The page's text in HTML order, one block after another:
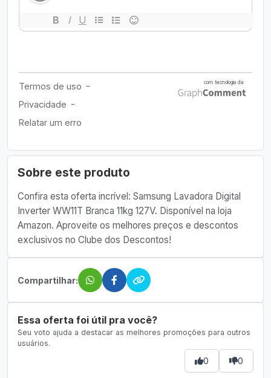
Sobre este produto
Confira esta oferta incrível: Samsung Lavadora Digital
Inverter WW11T Branca 11kg 127V. Disponível na loja
Amazon. Aproveite os melhores preços e descontos
exclusivos no Clube dos Descontos!
Compartilhar:
Essa oferta foi útil pra você?
Seu voto ajuda a destacar as melhores promoções para outros
usuários.
0 0